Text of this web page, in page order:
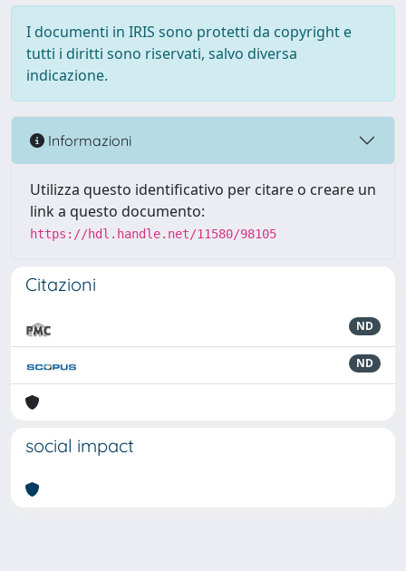
I documenti in IRIS sono protetti da copyright e
tutti i diritti sono riservati, salvo diversa
indicazione.
Informazioni
Utilizza questo identificativo per citare o creare un
link a questo documento:
https://hdl.handle.net/11580/98105
Citazioni
ND
ND
social impact